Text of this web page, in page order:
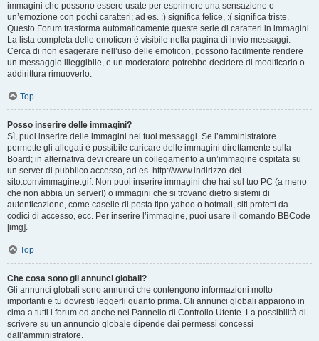
immagini che possono essere usate per esprimere una sensazione o
un’emozione con pochi caratteri; ad es. :) significa felice, :( significa triste.
Questo Forum trasforma automaticamente queste serie di caratteri in immagini.
La lista completa delle emoticon è visibile nella pagina di invio messaggi.
Cerca di non esagerare nell’uso delle emoticon, possono facilmente rendere
un messaggio illeggibile, e un moderatore potrebbe decidere di modificarlo o
addirittura rimuoverlo.
Top
Posso inserire delle immagini?
Sì, puoi inserire delle immagini nei tuoi messaggi. Se l’amministratore
permette gli allegati è possibile caricare delle immagini direttamente sulla
Board; in alternativa devi creare un collegamento a un’immagine ospitata su
un server di pubblico accesso, ad es. http://www.indirizzo-del-
sito.com/immagine.gif. Non puoi inserire immagini che hai sul tuo PC (a meno
che non abbia un server!) o immagini che si trovano dietro sistemi di
autenticazione, come caselle di posta tipo yahoo o hotmail, siti protetti da
codici di accesso, ecc. Per inserire l’immagine, puoi usare il comando BBCode
[img].
Top
Che cosa sono gli annunci globali?
Gli annunci globali sono annunci che contengono informazioni molto
importanti e tu dovresti leggerli quanto prima. Gli annunci globali appaiono in
cima a tutti i forum ed anche nel Pannello di Controllo Utente. La possibilità di
scrivere su un annuncio globale dipende dai permessi concessi
dall’amministratore.